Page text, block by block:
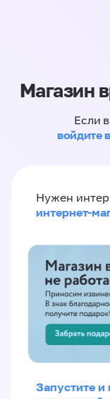
Магазин
Если
войдите
Нужен
интернет-
Запустите